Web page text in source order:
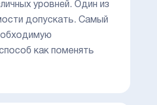
уровней. Один из
допускать. Самый
как поменять